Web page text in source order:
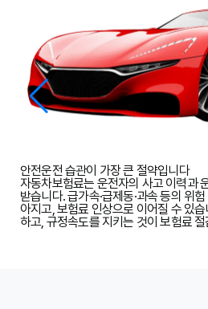
안전운전 습관이 가장 큰 절약입니다
자동차보험료는 운전자의 사고 이력과
받습니다. 급가속·급제동·과속 등의 위
아지고, 보험료 인상으로 이어질 수 있
하고, 규정속도를 지키는 것이 보험료